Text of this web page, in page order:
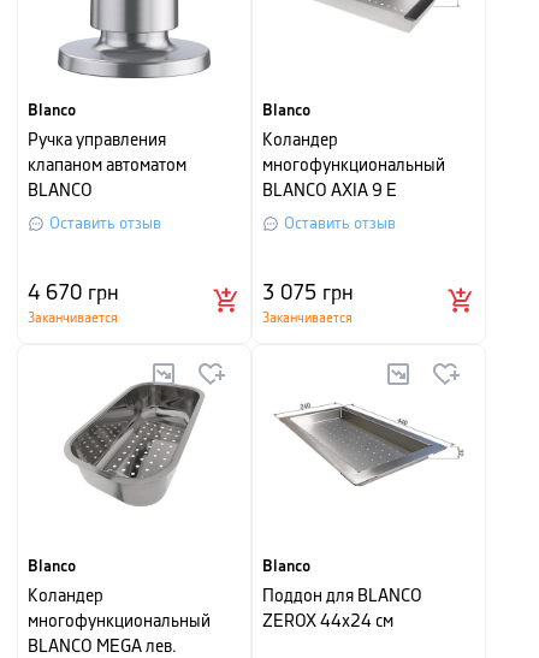
Blanco
Ручка управления
клапаном автоматом
BLANCO
Оставить отзыв
4 670 грн
Заканчивается
Blanco
Коландер
многофункциональный
BLANCO AXIA 9 E
Оставить отзыв
3 075 грн
Заканчивается
Blanco
Коландер
многофункциональный
BLANCO MEGA лев.
Blanco
Поддон для BLANCO
ZEROX 44х24 см